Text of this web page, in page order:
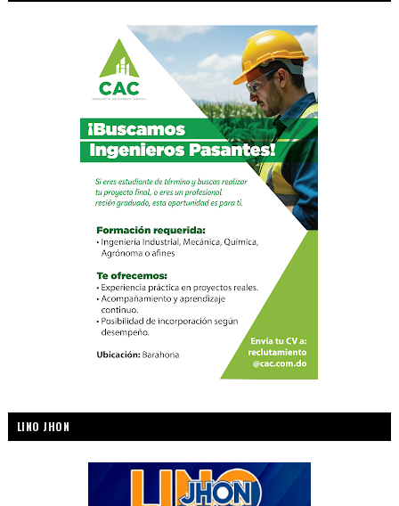
LINO JHON